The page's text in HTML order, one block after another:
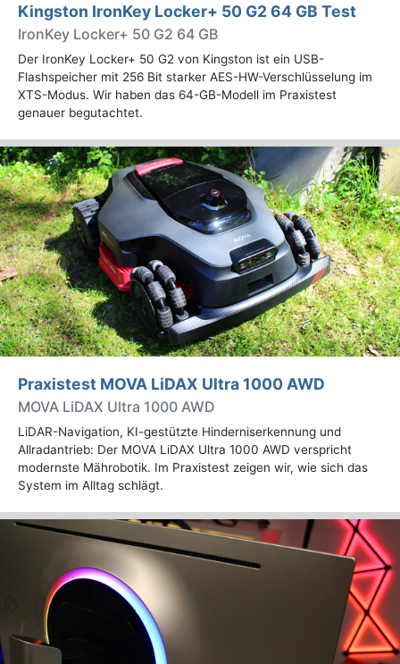
Kingston IronKey Locker+ 50 G2 64 GB Test
IronKey Locker+ 50 G2 64 GB
Der IronKey Locker+ 50 G2 von Kingston ist ein USB-
Flashspeicher mit 256 Bit starker AES-HW-Verschlüsselung im
XTS-Modus. Wir haben das 64-GB-Modell im Praxistest
genauer begutachtet.
Praxistest MOVA LiDAX Ultra 1000 AWD
MOVA LiDAX Ultra 1000 AWD
LiDAR-Navigation, KI-gestützte Hinderniserkennung und
Allradantrieb: Der MOVA LiDAX Ultra 1000 AWD verspricht
modernste Mährobotik. Im Praxistest zeigen wir, wie sich das
System im Alltag schlägt.